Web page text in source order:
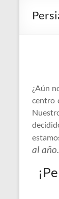
¿Aún
centro
al